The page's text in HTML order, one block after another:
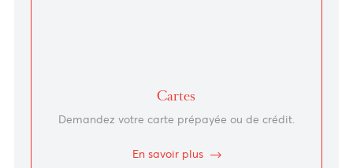
de dépôts et de placements à court terme.